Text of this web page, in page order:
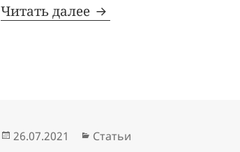
Читать далее Секс у мужчин
Опубликовано
26.07.2021 Рубрики
Статьи